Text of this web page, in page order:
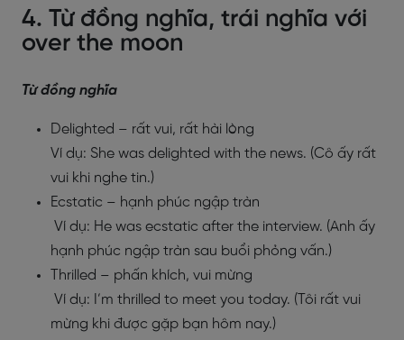
4. Từ đồng nghĩa, trái nghĩa với
over the moon
Từ đồng nghĩa
Delighted – rất vui, rất hài lòng
Ví dụ: She was delighted with the news. (Cô ấy rất
vui khi nghe tin.)
Ecstatic – hạnh phúc ngập tràn
Ví dụ: He was ecstatic after the interview. (Anh ấy
hạnh phúc ngập tràn sau buổi phỏng vấn.)
Thrilled – phấn khích, vui mừng
Ví dụ: I’m thrilled to meet you today. (Tôi rất vui
mừng khi được gặp bạn hôm nay.)